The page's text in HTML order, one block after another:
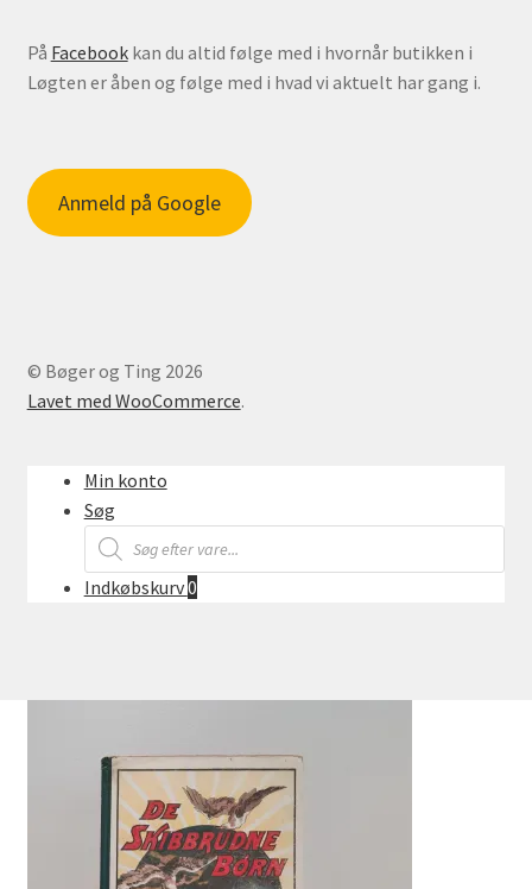
På Facebookkan du altid følge med i hvornår butikken i
Løgten er åben og følge med i hvad vi aktuelt har gang i.
Anmeld på Google
© Bøger og Ting 2026
Lavet med WooCommerce.
Min konto
Søg
Products
search
Indkøbskurv0